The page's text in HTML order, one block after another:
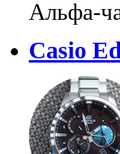
Альфа-
Casio